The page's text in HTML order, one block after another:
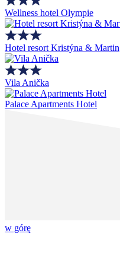
Wellness hotel Olympie
Hotel resort Kristýna & Martin
Vila Anička
Palace Apartments Hotel
w górę